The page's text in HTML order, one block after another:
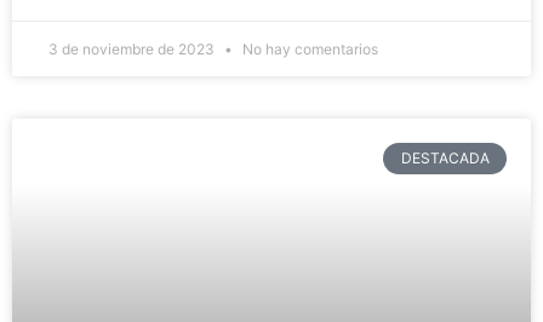
3 de noviembre de 2023 No hay comentarios
DESTACADA